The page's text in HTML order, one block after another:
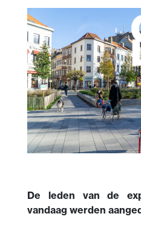
De leden van de
vandaag werden